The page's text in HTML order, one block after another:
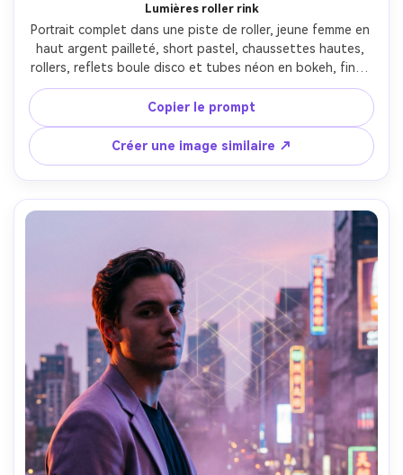
Lumières roller rink
Portrait complet dans une piste de roller, jeune femme en
haut argent pailleté, short pastel, chaussettes hautes,
rollers, reflets boule disco et tubes néon en bokeh, fines
lignes VHS, pris avec Sony A7IV, 35mm f/1.8, pose
dynamique, photoréaliste, palette vaporwave lumineuse
avec bloom, lumière cinématographique douce --ar 4:5
Copier le prompt
Créer une image similaire ↗